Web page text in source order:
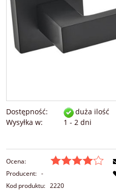
Dostępność:
duża ilość
Wysyłka w:
1 - 2 dni
Ocena:
Producent: -
Kod produktu: 2220